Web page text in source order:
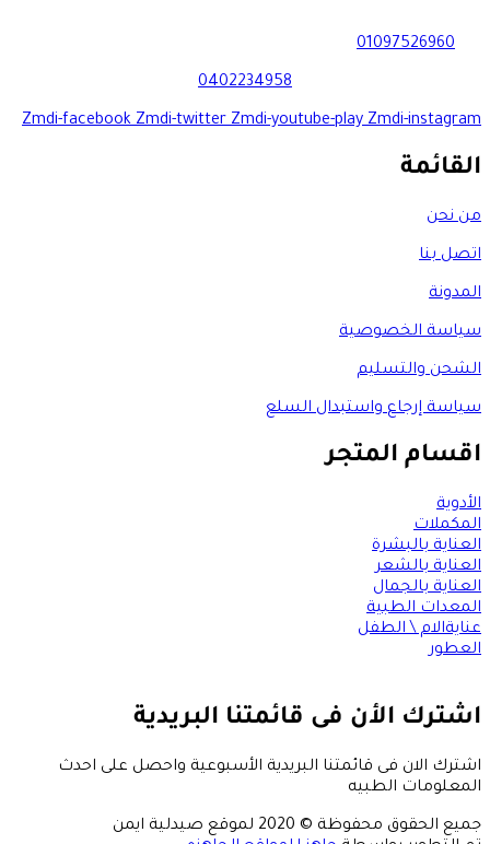
01097526960
0402234958
Zmdi-facebook Zmdi-twitter Zmdi-youtube-play Zmdi-instagram
القائمة
من نحن
اتصل بنا
المدونة
سياسة الخصوصية
الشحن والتسليم
سياسة إرجاع واستبدال السلع
اقسام المتجر
الأدوية
المكملات
العناية بالبشرة
العناية بالشعر
العناية بالجمال
المعدات الطبية
عنايةالام \ الطفل
العطور
اشترك الأن فى قائمتنا البريدية
اشترك الان فى قائمتنا البريدية الأسبوعية واحصل على احدث
المعلومات الطبيه
جميع الحقوق محفوظة © 2020 لموقع صيدلية ايمن